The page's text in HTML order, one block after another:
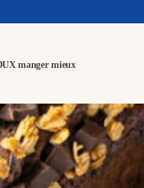
manger mieux